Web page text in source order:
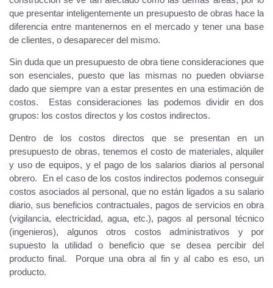
que presentar inteligentemente un presupuesto de obras hace la
diferencia entre mantenernos en el mercado y tener una base
de clientes, o desaparecer del mismo.
Sin duda que un presupuesto de obra tiene consideraciones que
son esenciales, puesto que las mismas no pueden obviarse
dado que siempre van a estar presentes en una estimación de
costos. Estas consideraciones las podemos dividir en dos
grupos: los costos directos y los costos indirectos.
Dentro de los costos directos que se presentan en un
presupuesto de obras, tenemos el costo de materiales, alquiler
y uso de equipos, y el pago de los salarios diarios al personal
obrero. En el caso de los costos indirectos podemos conseguir
costos asociados al personal, que no están ligados a su salario
diario, sus beneficios contractuales, pagos de servicios en obra
(vigilancia, electricidad, agua, etc.), pagos al personal técnico
(ingenieros), algunos otros costos administrativos y por
supuesto la utilidad o beneficio que se desea percibir del
producto final. Porque una obra al fin y al cabo es eso, un
producto.